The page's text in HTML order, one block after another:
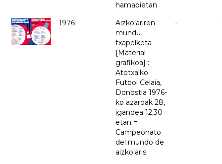
hamabietan
1976
Aizkolariren
mundu-
txapelketa
[Material
grafikoa] :
Atotxa'ko
Futbol Celaia,
Donostia 1976-
ko azaroak 28,
igandea 12,30
etan =
Campeonato
del mundo de
aizkolaris
-